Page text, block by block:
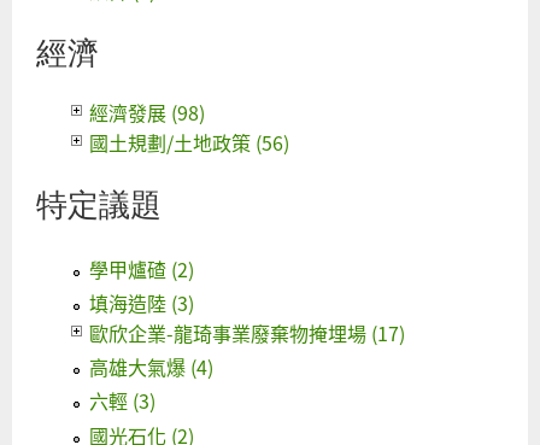
經濟
經濟發展 (98)
國土規劃/土地政策 (56)
特定議題
學甲爐碴 (2)
填海造陸 (3)
歐欣企業-龍琦事業廢棄物掩埋場 (17)
高雄大氣爆 (4)
六輕 (3)
國光石化 (2)